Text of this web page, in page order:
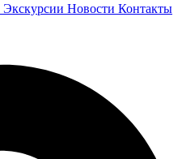
Экскурсии Новости Контакты